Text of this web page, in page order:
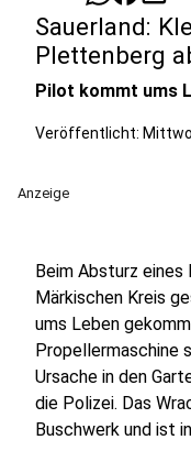
Sauerland:
Plettenberg
Pilot kommt ums
Veröffentlicht:
Anzeige
Beim Absturz
Märkischen Kreis
ums Leben
Propellermaschine
Ursache in den
die Polizei. Das
Buschwerk und ist